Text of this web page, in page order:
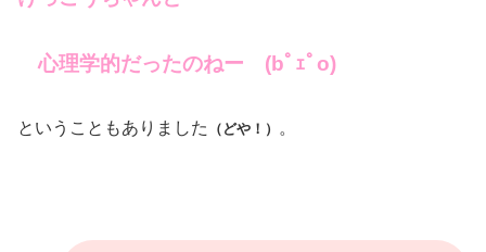
心理学的だったのねー (bﾟｪﾟo)
ということもありました （どや！） 。